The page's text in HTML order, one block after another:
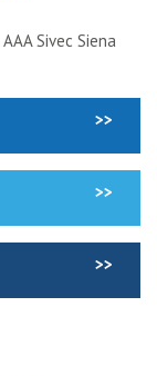
Sivec Siena